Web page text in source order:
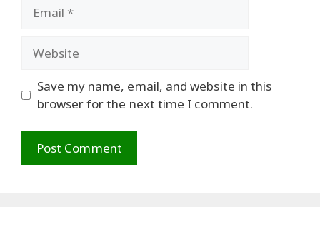
Save my name, email, and website in this
browser for the next time I comment.